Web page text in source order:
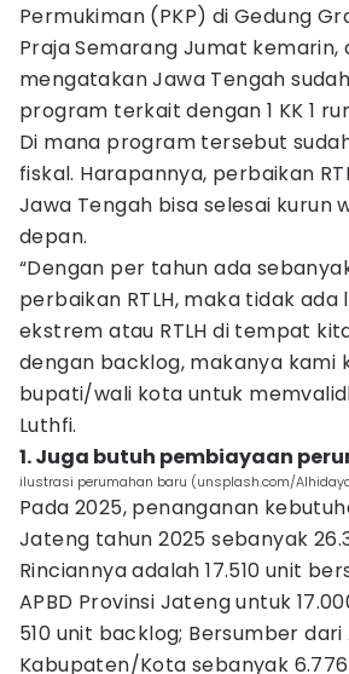
Permukiman (PKP) di Gedung
Praja Semarang Jumat kemarin,
mengatakan Jawa Tengah
program terkait dengan 1 KK 1
Di mana program tersebut
fiskal. Harapannya, perbaikan
Jawa Tengah bisa selesai kurun
depan.
“Dengan per tahun ada
perbaikan RTLH, maka tidak ada
ekstrem atau RTLH di tempat
dengan backlog, makanya kami
bupati/wali kota untuk
Luthfi.
1. Juga butuh pembiayaan
ilustrasi perumahan baru (unsplash.com/
Pada 2025, penanganan
Jateng tahun 2025 sebanyak
Rinciannya adalah 17.510 unit
APBD Provinsi Jateng untuk
510 unit backlog; Bersumber dari
Kabupaten/Kota sebanyak 6.776